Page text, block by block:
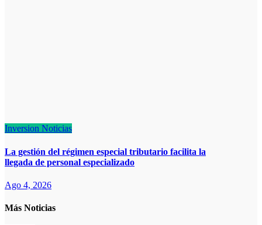
Inversion Noticias
La gestión del régimen especial tributario facilita la
llegada de personal especializado
Ago 4, 2026
Más Noticias